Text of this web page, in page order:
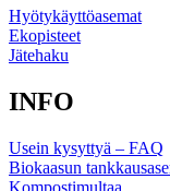
Hyötykäyttöasemat
Ekopisteet
Jätehaku
INFO
Usein kysyttyä – FAQ
Biokaasun
Kompostimultaa